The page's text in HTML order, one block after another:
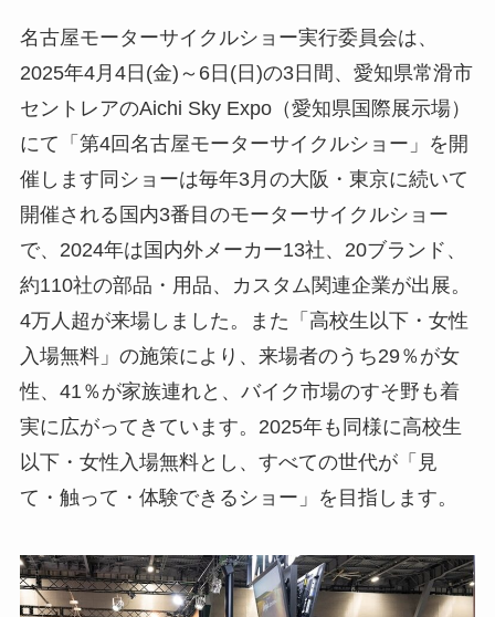
名古屋モーターサイクルショー実行委員会は、
2025年4月4日(金)～6日(日)の3日間、愛知県常滑市
セントレアのAichi Sky Expo（愛知県国際展示場）
にて「第4回名古屋モーターサイクルショー」を開
催します同ショーは毎年3月の大阪・東京に続いて
開催される国内3番目のモーターサイクルショー
で、2024年は国内外メーカー13社、20ブランド、
約110社の部品・用品、カスタム関連企業が出展。
4万人超が来場しました。また「高校生以下・女性
入場無料」の施策により、来場者のうち29％が女
性、41％が家族連れと、バイク市場のすそ野も着
実に広がってきています。2025年も同様に高校生
以下・女性入場無料とし、すべての世代が「見
て・触って・体験できるショー」を目指します。